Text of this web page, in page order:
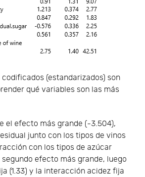
(estandarizados) son
qué variables son las más
el efecto más grande (-3.504),
junto con los tipos de vinos
con los tipos de azúcar
efecto más grande, luego
(1.33) y la interacción acidez fija